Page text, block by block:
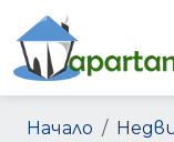
Начало